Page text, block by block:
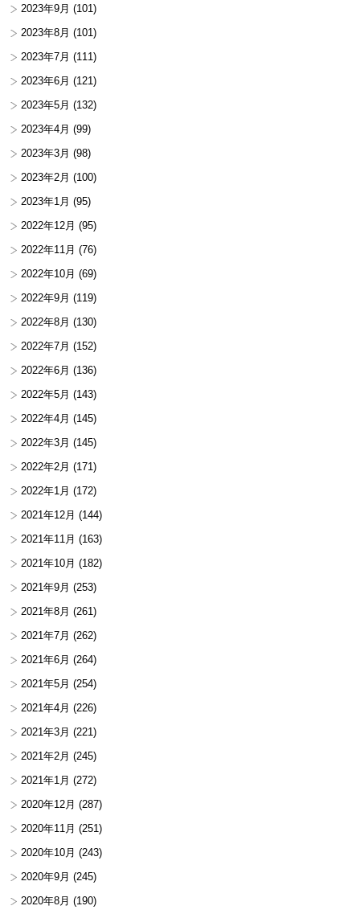
2023年9月 (101)
2023年8月 (101)
2023年7月 (111)
2023年6月 (121)
2023年5月 (132)
2023年4月 (99)
2023年3月 (98)
2023年2月 (100)
2023年1月 (95)
2022年12月 (95)
2022年11月 (76)
2022年10月 (69)
2022年9月 (119)
2022年8月 (130)
2022年7月 (152)
2022年6月 (136)
2022年5月 (143)
2022年4月 (145)
2022年3月 (145)
2022年2月 (171)
2022年1月 (172)
2021年12月 (144)
2021年11月 (163)
2021年10月 (182)
2021年9月 (253)
2021年8月 (261)
2021年7月 (262)
2021年6月 (264)
2021年5月 (254)
2021年4月 (226)
2021年3月 (221)
2021年2月 (245)
2021年1月 (272)
2020年12月 (287)
2020年11月 (251)
2020年10月 (243)
2020年9月 (245)
2020年8月 (190)